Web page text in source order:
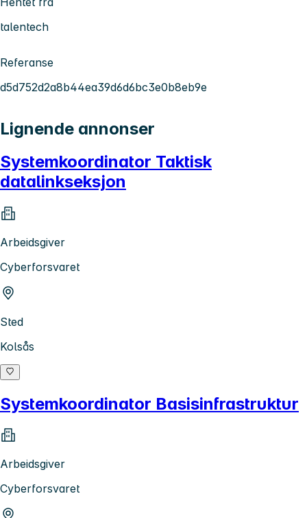
talentech
Referanse
d5d752d2a8b44ea39d6d6bc3e0b8eb9e
Lignende annonser
Systemkoordinator Taktisk
datalinkseksjon
Arbeidsgiver
Cyberforsvaret
Sted
Kolsås
Systemkoordinator Basisinfrastruktur
Arbeidsgiver
Cyberforsvaret